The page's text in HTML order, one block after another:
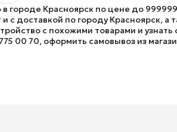
городе Красноярск по цене до
доставкой по городу Красноярск, а
с похожими товарами и
00 70, оформить самовывоз из